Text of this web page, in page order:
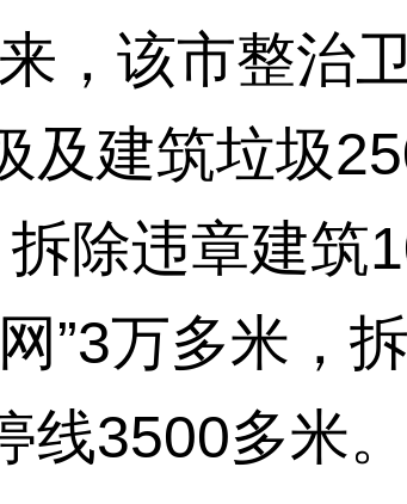
，该市整治
及建筑垃圾
除违章建筑
”3万多米，
3500多米。